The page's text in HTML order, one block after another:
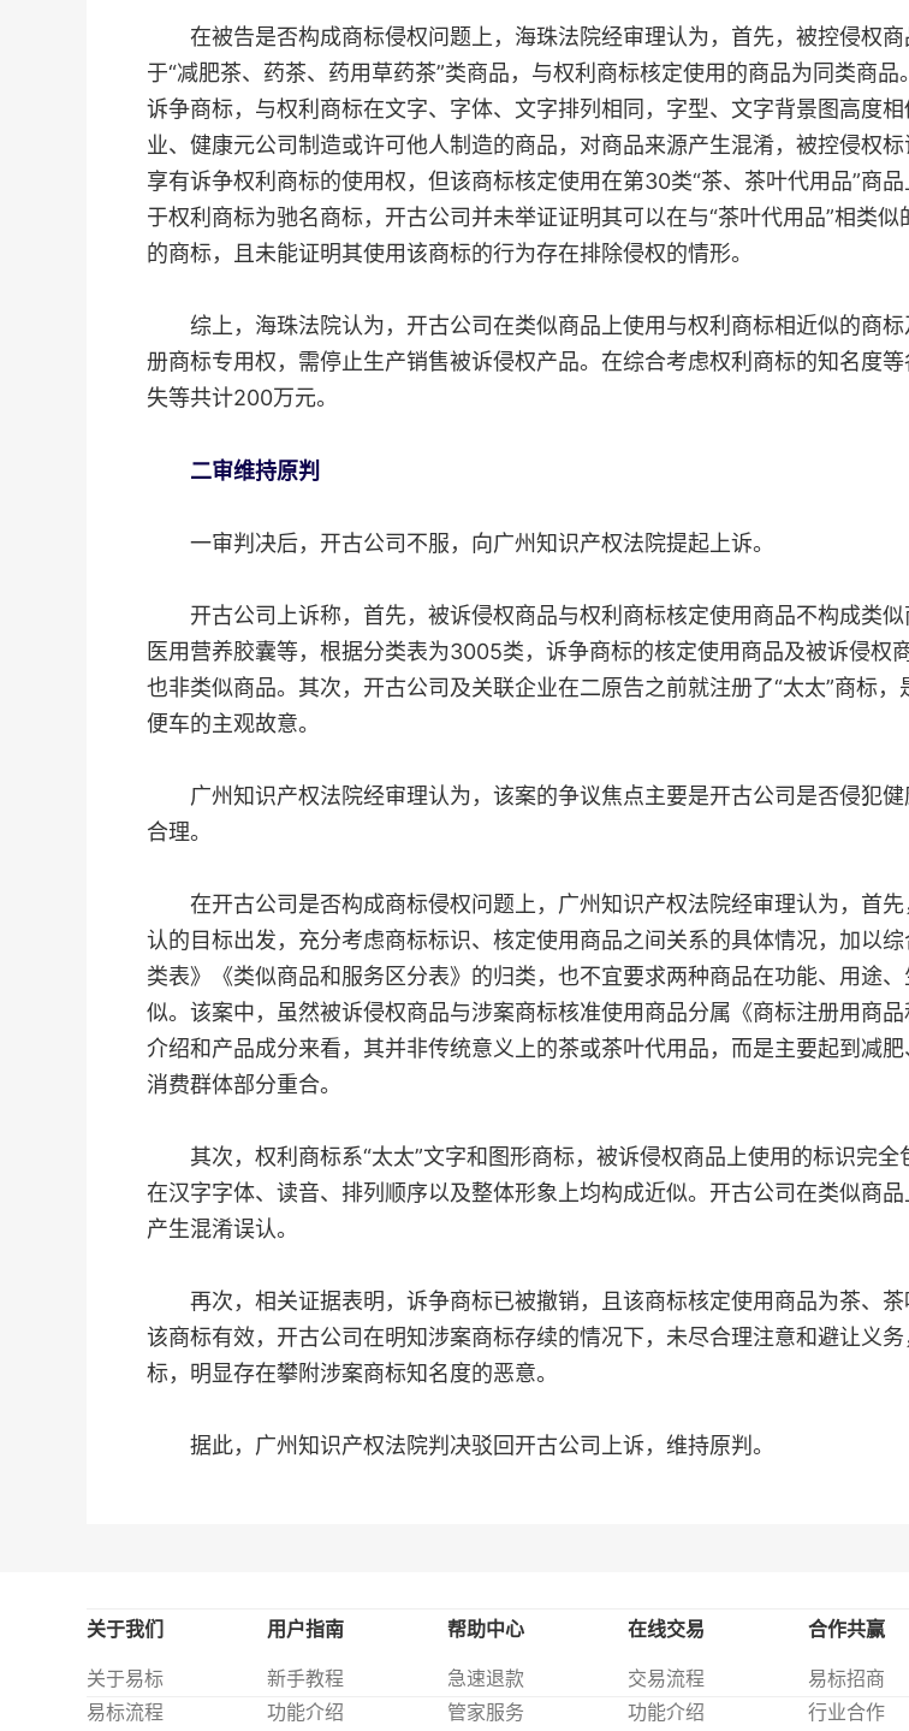
在被告是否构成商标侵权问题上，海珠法院经审理认为，首先，被控侵权商
于“减肥茶、药茶、药用草药茶”类商品，与权利商标核定使用的商品为同类商
诉争商标，与权利商标在文字、字体、文字排列相同，字型、文字背景图高度
业、健康元公司制造或许可他人制造的商品，对商品来源产生混淆，被控侵权
享有诉争权利商标的使用权，但该商标核定使用在第30类“茶、茶叶代用品”商
于权利商标为驰名商标，开古公司并未举证证明其可以在与“茶叶代用品”相类
的商标，且未能证明其使用该商标的行为存在排除侵权的情形。
综上，海珠法院认为，开古公司在类似商品上使用与权利商标相近似的商标
册商标专用权，需停止生产销售被诉侵权产品。在综合考虑权利商标的知名度
失等共计200万元。
二审维持原判
一审判决后，开古公司不服，向广州知识产权法院提起上诉。
开古公司上诉称，首先，被诉侵权商品与权利商标核定使用商品不构成类
医用营养胶囊等，根据分类表为3005类，诉争商标的核定使用商品及被诉侵
也非类似商品。其次，开古公司及关联企业在二原告之前就注册了“太太”商标
便车的主观故意。
广州知识产权法院经审理认为，该案的争议焦点主要是开古公司是否侵犯健
合理。
在开古公司是否构成商标侵权问题上，广州知识产权法院经审理认为，首先
认的目标出发，充分考虑商标标识、核定使用商品之间关系的具体情况，加以
类表》《类似商品和服务区分表》的归类，也不宜要求两种商品在功能、用途
似。该案中，虽然被诉侵权商品与涉案商标核准使用商品分属《商标注册用商
介绍和产品成分来看，其并非传统意义上的茶或茶叶代用品，而是主要起到减
消费群体部分重合。
其次，权利商标系“太太”文字和图形商标，被诉侵权商品上使用的标识完全
在汉字字体、读音、排列顺序以及整体形象上均构成近似。开古公司在类似商
产生混淆误认。
再次，相关证据表明，诉争商标已被撤销，且该商标核定使用商品为茶、茶
该商标有效，开古公司在明知涉案商标存续的情况下，未尽合理注意和避让义
标，明显存在攀附涉案商标知名度的恶意。
据此，广州知识产权法院判决驳回开古公司上诉，维持原判。
关于我们
关于易标
易标流程
用户指南
新手教程
功能介绍
帮助中心
急速退款
管家服务
在线交易
交易流程
功能介绍
合作共赢
易标招商
行业合作